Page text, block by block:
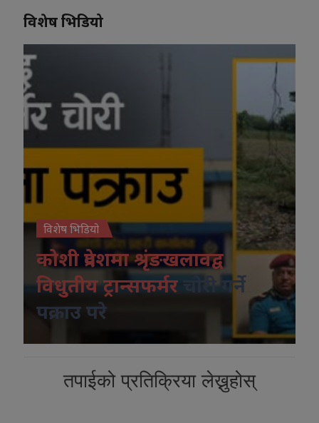
विशेष भिडियो
विशेष भिडियो
कोशी प्रदेशमा श्रृंङखलावद्व
विधुतीय ट्रान्सफर्मर
चोरी गर्ने
पक्राउ परे
तपाईको प्रतिक्रिया लेख्नुहोस्